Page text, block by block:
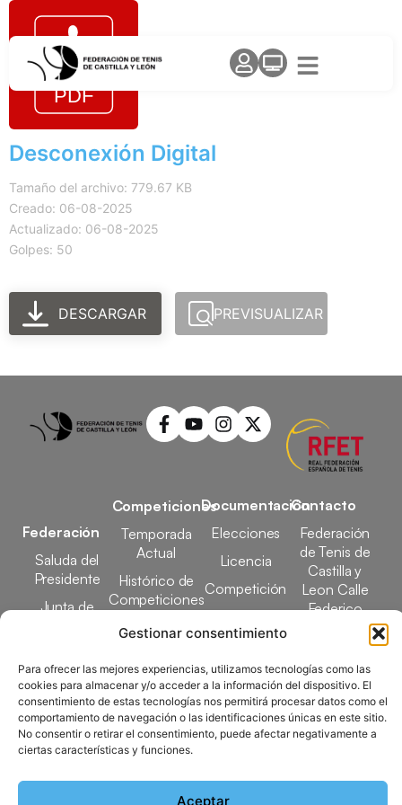
Gestionar consentimiento
Para ofrecer las mejores experiencias, utilizamos tecnologías como las
cookies para almacenar y/o acceder a la información del dispositivo. El
consentimiento de estas tecnologías nos permitirá procesar datos como el
comportamiento de navegación o las identificaciones únicas en este sitio.
No consentir o retirar el consentimiento, puede afectar negativamente a
ciertas características y funciones.
Aceptar
Desconexión Digital
Tamaño del archivo: 779.67 KB
Creado: 06-08-2025
Actualizado: 06-08-2025
Golpes: 50
DESCARGAR PREVISUALIZAR
Federación
Saluda del
Presidente
Junta de
Elecciones
Clubes
Federados
Competiciones
Temporada
Actual
Histórico de
Competiciones
Designaciones
Documentación
Elecciones
Licencia
Competición
Docencia
Contacto
Federación
de Tenis de
Castilla y
Leon Calle
Federico
García Lorca,
Valladolid
983 24 94 26
Copyright © 2025 Federación de Tenis de Castilla y León |